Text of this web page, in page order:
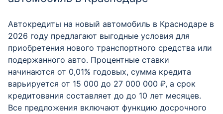
Автокредиты на новый автомобиль в Краснодаре в
2026 году предлагают выгодные условия для
приобретения нового транспортного средства или
подержанного авто. Процентные ставки
начинаются от 0,01% годовых, сумма кредита
варьируется от 15 000 до 27 000 000 ₽, а срок
кредитования составляет до до 10 лет месяцев.
Все предложения включают функцию досрочного